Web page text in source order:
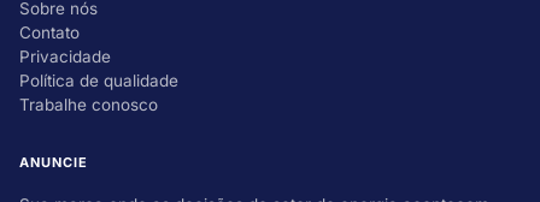
Sobre nós
Contato
Privacidade
Política de qualidade
Trabalhe conosco
ANUNCIE